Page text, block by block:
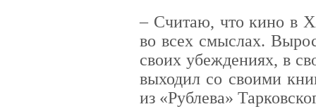
– Считаю, что кино в
во всех смыслах.
своих убеждениях, в
выходил со своими
из «Рублева»